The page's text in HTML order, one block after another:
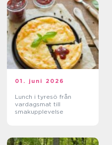
01. juni 2026
Lunch i tyresö från
vardagsmat till
smakupplevelse